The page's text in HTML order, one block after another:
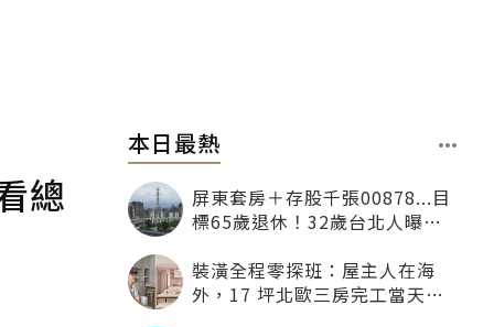
總
本日最熱
屏東套房＋存股千張00878...目
標65歲退休！32歲台北人曝：
裝潢全程零探班：屋主人在海
外，17 坪北歐三房完工當天才